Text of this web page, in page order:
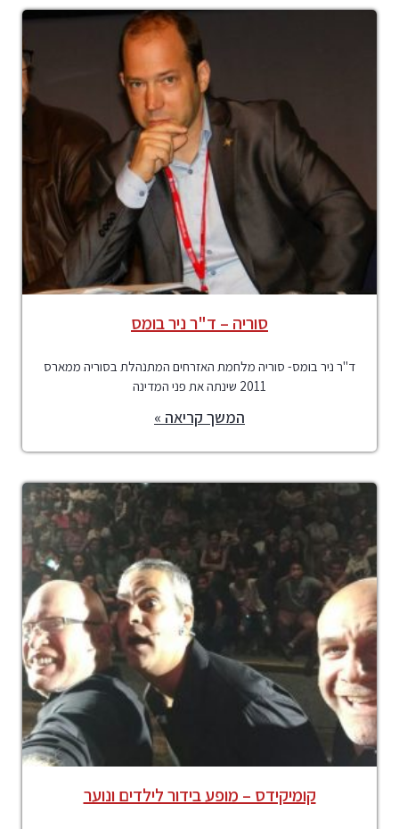
סוריה – ד"ר ניר בומס
ד"ר ניר בומס- סוריה מלחמת האזרחים המתנהלת בסוריה ממארס
2011 שינתה את פני המדינה
המשך קריאה »
קומיקידס – מופע בידור לילדים ונוער